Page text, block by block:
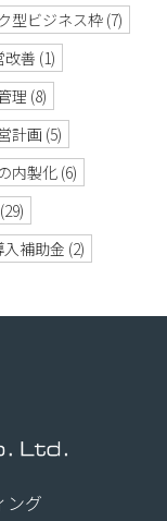
型ビジネス枠 (7)
改善 (1)
理 (8)
計画 (5)
内製化 (6)
(29)
入補助金 (2)
ング